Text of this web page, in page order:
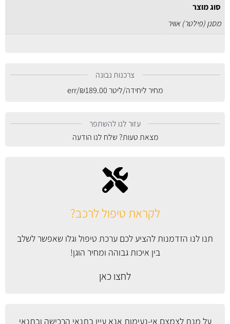
לקראת טיפול לרכב?
תנו לנו הזדמנות להציע לכם ערכת טיפול וגלו שאפשר לשלב
בין איכות גבוהה ומחיר הוגן!
לחצו כאן
על מנת לצמצם אי-נעימות אנא עייןבתנאי הרכישה ובתנאי
סוג מוצר
מסנן (פילטר) אוויר
צרכנות נבונה
מחיר ליחידה/ליטר
₪189.00
/err
עזור לנו להשתפר
מצאת טעות? שלח לנו הודעה